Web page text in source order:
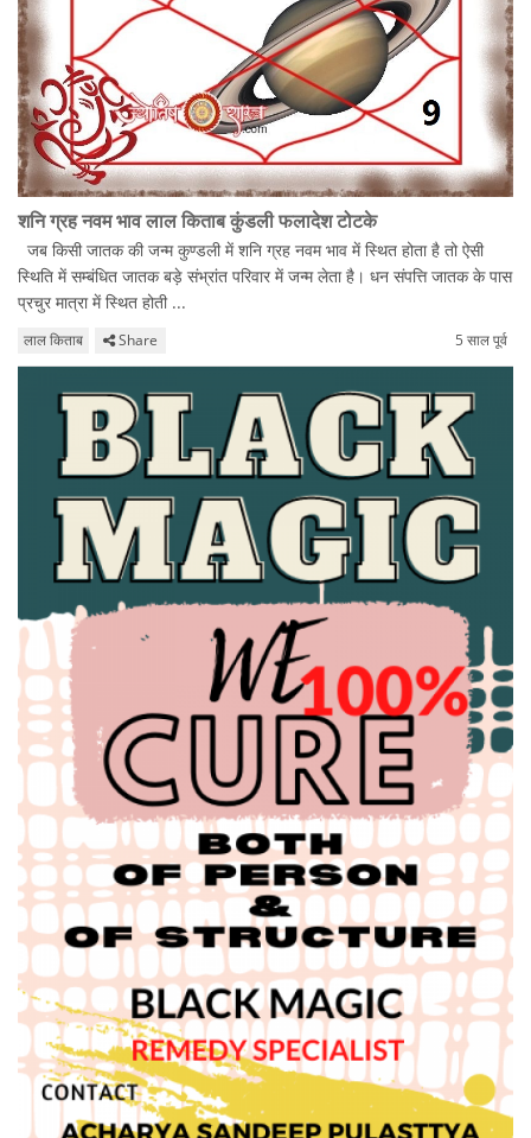
शनि ग्रह नवम भाव लाल किताब कुंडली फलादेश टोटके
जब किसी जातक की जन्म कुण्डली में शनि ग्रह नवम भाव में स्थित होता है तो ऐसी
स्थिति में सम्बंधित जातक बड़े संभ्रांत परिवार में जन्म लेता है। धन संपत्ति जातक के पास
प्रचुर मात्रा में स्थित होती ...
लाल किताब Share 5 साल पूर्व